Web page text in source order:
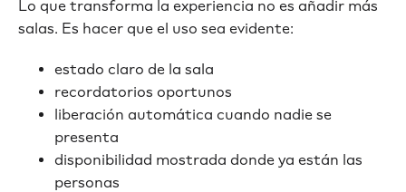
Lo que transforma la experiencia no es añadir más
salas. Es hacer que el uso sea evidente:
estado claro de la sala
recordatorios oportunos
liberación automática cuando nadie se
presenta
disponibilidad mostrada donde ya están las
personas